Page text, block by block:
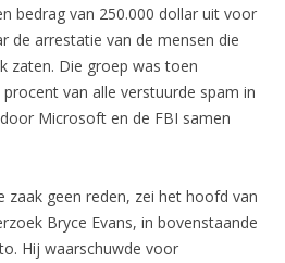
bedrag van 250.000 dollar uit voor
de arrestatie van de mensen die
zaten. Die groep was toen
van alle verstuurde spam in
Microsoft en de FBI samen
zaak geen reden, zei het hoofd van
Bryce Evans, in bovenstaande
Hij waarschuwde voor